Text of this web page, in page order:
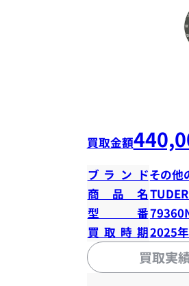
買取金額
ブランドその他
商品名
型番
買取時期2025
買取実